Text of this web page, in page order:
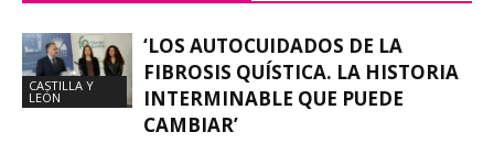
CASTILLA Y
LEÓN
‘LOS AUTOCUIDADOS DE LA
FIBROSIS QUÍSTICA. LA HISTORIA
INTERMINABLE QUE PUEDE
CAMBIAR’